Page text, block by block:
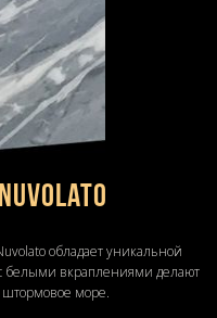
обладает уникальной
белыми вкраплениями делают
море.